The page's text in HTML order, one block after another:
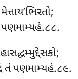
પણમામ્યહં.૮૮.
તં પણમામ્યહં.૮૯.